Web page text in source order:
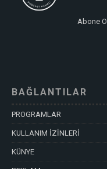
Abone Ol
BAĞLANTILAR
PROGRAMLAR
KULLANIM İZİNLERİ
KÜNYE